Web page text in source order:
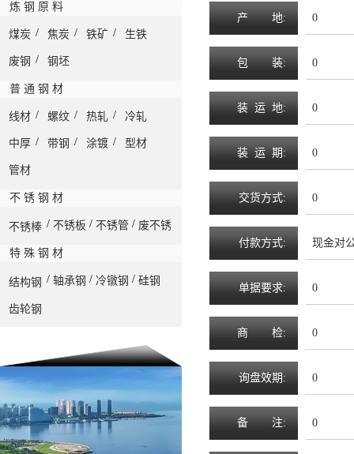
炼 钢 原 料
煤炭 / 焦炭 / 铁矿 / 生铁
废钢 / 钢坯
普 通 钢 材
线材 / 螺纹 / 热轧 / 冷轧
中厚 / 带钢 / 涂镀 / 型材
管材
不 锈 钢 材
不锈棒 / 不锈板 / 不锈管 / 废不锈
特 殊 钢 材
结构钢 / 轴承钢 / 冷镦钢 / 硅钢
齿轮钢
产 地: 0
包 装: 0
装 运 地: 0
装 运 期 : 0
交货方式: 0
付款方式: 现金对
单据要求: 0
商 检: 0
询盘效期 : 0
备 注: 0